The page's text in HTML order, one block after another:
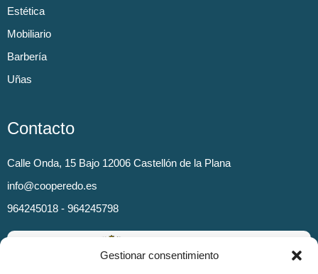
Gestionar consentimiento
Estética
Mobiliario
Barbería
Uñas
Contacto
Calle Onda, 15 Bajo 12006 Castellón de la Plana
info@cooperedo.es
964245018 - 964245798